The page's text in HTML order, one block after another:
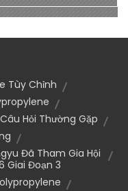
Tùy Chỉnh
Câu Hỏi Thường Gặp
Đã Tham Gia Hội
Giai Đoạn 3